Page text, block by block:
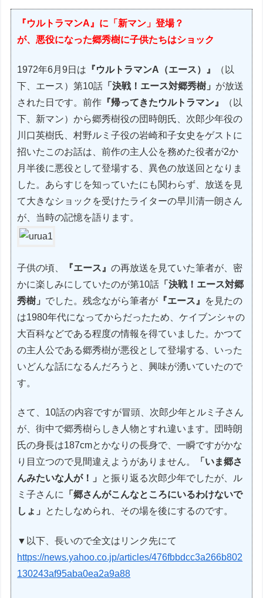
『ウルトラマンA』に「新マン」登場？
が、悪役になった郷秀樹に子供たちはショック
1972年6月9日は 『ウルトラマンA（エース）』
（以
下、エース）第10話 「決戦！エース対郷秀樹」 が放送
された日です。前作 『帰ってきたウルトラマン』
（以
下、新マン）から郷秀樹役の団時朗氏、次郎少年役の
川口英樹氏、村野ルミ子役の岩崎和子女史をゲストに
招いたこのお話は、前作の主人公を務めた役者が2か
月半後に悪役として登場する、異色の放送回となりま
した。あらすじを知っていたにも関わらず、放送を見
て大きなショックを受けたライターの早川清一朗さん
が、当時の記憶を語ります。
子供の頃、 『エース』の再放送を見ていた筆者が、密
かに楽しみにしていたのが第10話 「決戦！エース対郷
秀樹」 でした。残念ながら筆者が 『エース』
を見たの
は1980年代になってからだったため、ケイブンシャの
大百科などである程度の情報を得ていました。かつて
の主人公である郷秀樹が悪役として登場する、いった
いどんな話になるんだろうと、興味が湧いていたので
す。
さて、10話の内容ですが冒頭、次郎少年とルミ子さん
が、街中で郷秀樹らしき人物とすれ違います。団時朗
氏の身長は187cmとかなりの長身で、一瞬ですがかな
り目立つので見間違えようがありません。
「いま郷さ
んみたいな人が！」
と振り返る次郎少年でしたが、ル
ミ子さんに 「郷さんがこんなところにいるわけないで
しょ」
とたしなめられ、その場を後にするのです。
▼以下、長いので全文はリンク先にて
https://news.yahoo.co.jp/articles/476fbbdcc3a266b802
130243af95aba0ea2a9a88